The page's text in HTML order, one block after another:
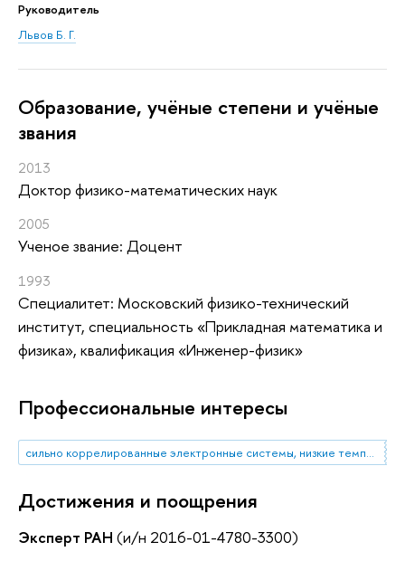
Руководитель
Львов Б. Г.
Oбразование, учёные степени и учёные
звания
2013
Доктор физико-математических наук
2005
Ученое звание: Доцент
1993
Специалитет: Московский физико-технический
институт, специальность «Прикладная математика и
физика», квалификация «Инженер-физик»
Профессиональные интересы
сильно коррелированные электронные системы, низкие температуры, сильные магнитные поля, электронный транспорт, термоэлектричество, магнетизм
Достижения и поощрения
Эксперт РАН (и/н 2016-01-4780-3300)